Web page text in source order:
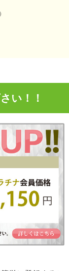
い！！